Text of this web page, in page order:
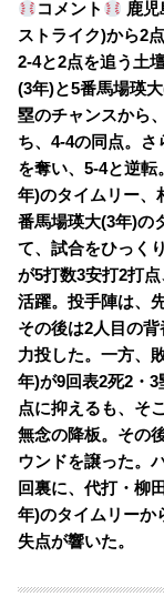
コメント
鹿
ストライク)から2
2-4と2点を追う土
(3年)と5番馬場瑛
塁のチャンスから
ち、4-4の同点。
を奪い、5-4と逆
年)のタイムリー、
番馬場瑛大(3年)の
て、試合をひっく
が5打数3安打2打
活躍。投手陣は、
その後は2人目の
力投した。一方、
年)が9回表2死2・
点に抑えるも、そ
無念の降板。その
ウンドを譲った。
回裏に、代打・柳
年)のタイムリーか
失点が響いた。